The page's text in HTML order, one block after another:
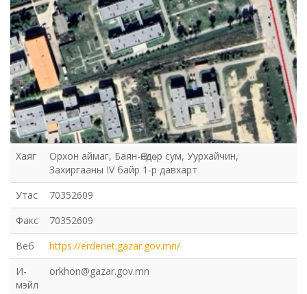
Хаяг
Орхон аймаг, Баян-Өндөр сум, Уурхайчин,
Захиргааны IV байр 1-р давхарт
Утас
70352609
Факс
70352609
Веб
https://erdenet.gazar.gov.mn/
И-
мэйл
orkhon@gazar.gov.mn